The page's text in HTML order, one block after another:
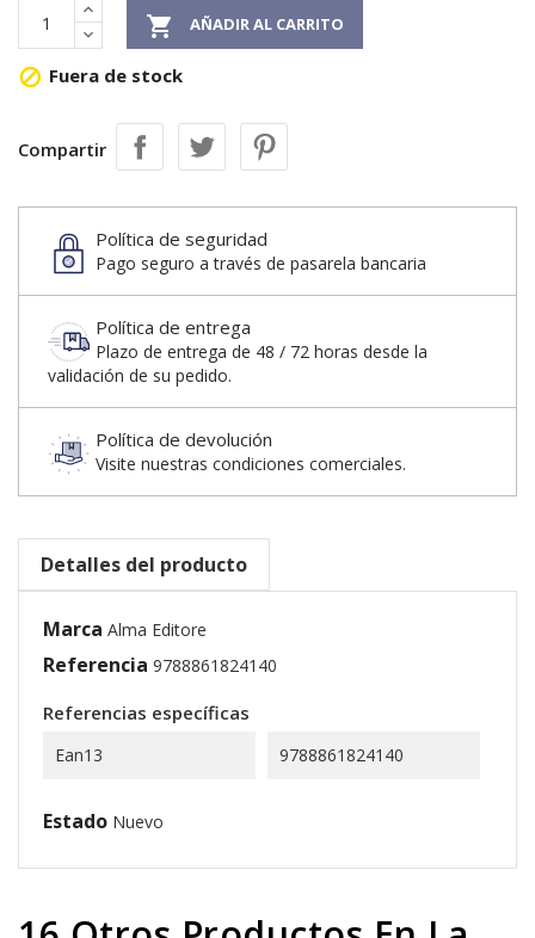
 AÑADIR AL CARRITO
 Fuera de stock
Compartir
Política de seguridad
Pago seguro a través de pasarela bancaria
Política de entrega
Plazo de entrega de 48 / 72 horas desde la
validación de su pedido.
Política de devolución
Visite nuestras condiciones comerciales.
Detalles del producto
Marca Alma Editore
Referencia 9788861824140
Referencias específicas
Ean13 9788861824140
Estado Nuevo